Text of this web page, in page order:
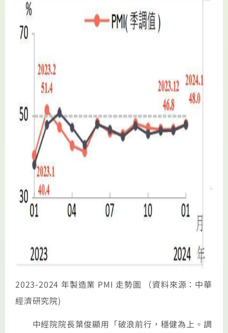
2023-2024 年製造業 PMI 走勢圖 （資料來源：中華
經濟研究院)
中經院院長葉俊顯用「破浪前行，穩健為上。調